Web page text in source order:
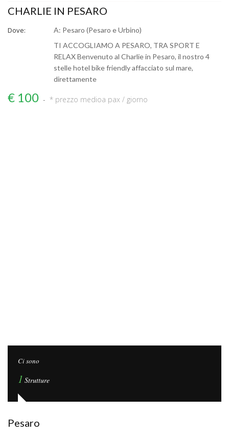
CHARLIE IN PESARO
Dove:
A: Pesaro (Pesaro e Urbino)
TI ACCOGLIAMO A PESARO, TRA SPORT E
RELAX Benvenuto al Charlie in Pesaro, il nostro 4
stelle hotel bike friendly affacciato sul mare,
direttamente
€ 100 * prezzo medioa pax / giorno
Ci sono
1 Strutture
Pesaro